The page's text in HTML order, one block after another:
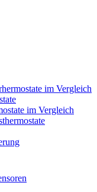
im Vergleich
im Vergleich